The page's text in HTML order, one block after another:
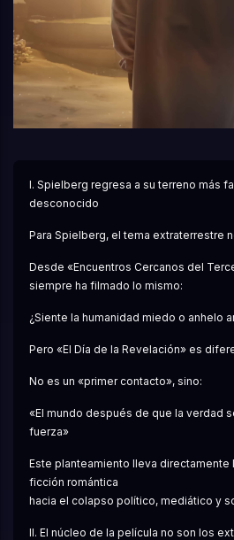
I. Spielberg regresa a su terreno más
desconocido
Para Spielberg, el tema extraterrestre
Desde «Encuentros Cercanos del
siempre ha filmado lo mismo:
¿Siente la humanidad miedo o anhelo
Pero «El Día de la Revelación» es
No es un «primer contacto», sino:
«El mundo después de que la verdad
fuerza»
Este planteamiento lleva directamente
ficción romántica
hacia el colapso político, mediático y
II. El núcleo de la película no son los